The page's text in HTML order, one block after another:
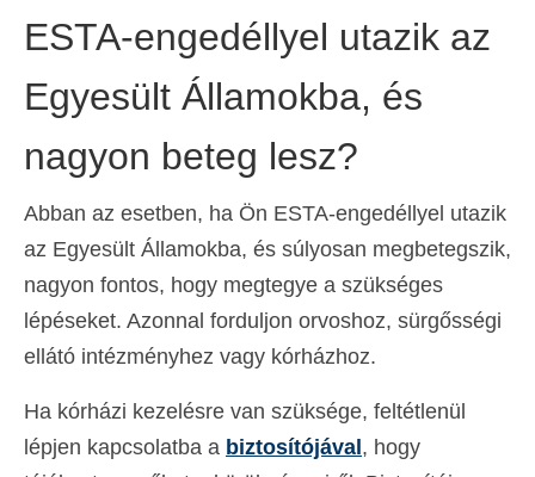
ESTA-engedéllyel utazik az
Egyesült Államokba, és
nagyon beteg lesz?
Abban az esetben, ha Ön ESTA-engedéllyel utazik
az Egyesült Államokba, és súlyosan megbetegszik,
nagyon fontos, hogy megtegye a szükséges
lépéseket. Azonnal forduljon orvoshoz, sürgősségi
ellátó intézményhez vagy kórházhoz.
Ha kórházi kezelésre van szüksége, feltétlenül
lépjen kapcsolatba a biztosítójával , hogy